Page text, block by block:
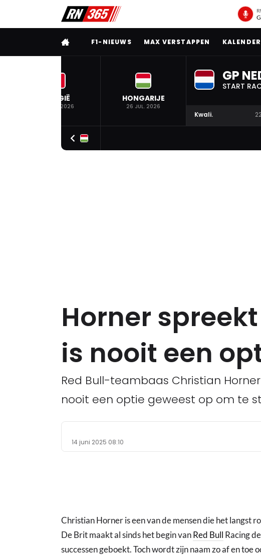
VOLLEDIG MENU
F1-NIEUWS MAX VERSTAPPEN KALENDER
BELGIË
19 JUL. 2026
HONGARIJE
26 JUL. 2026
GP
START
Kwali.
Horner
is nooit een
Red Bull-teambaas Christian
nooit een optie geweest op om te
14 juni 2025 08:10
Christian Horner is een van de mensen die het langst
De Brit maakt al sinds het begin vanRed Bull Racing
successen geboekt. Toch wordt zijn naam zo af en toe